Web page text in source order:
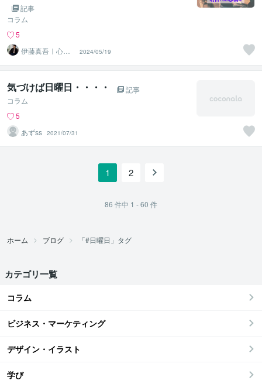
記事
コラム
5
伊藤真吾｜心理
カウンセラー
2024/05/19
気づけば日曜日・・・・
記事
コラム
5
あずss 2021/07/31
1 2
86 件中 1 - 60 件
ホーム ブログ 「#日曜日」タグ
カテゴリ一覧
コラム
ビジネス・マーケティング
デザイン・イラスト
学び